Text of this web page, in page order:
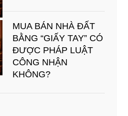
MUA BÁN NHÀ ĐẤT
BẰNG “GIẤY TAY” CÓ
ĐƯỢC PHÁP LUẬT
CÔNG NHẬN
KHÔNG?